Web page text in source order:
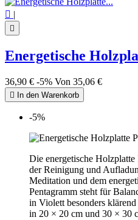
 |

Energetische
36,90 € -5% Von 35,06 €
 In den Warenkorb
-5%
Die energetische
der Reinigung und
Meditation und dem
Pentagramm steht für
in Violett besonders
in 20 × 20 cm und 30 × 30